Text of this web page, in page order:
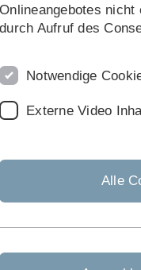
Addressing the
Onlineangebotes
durch Aufruf des
Notwendige
Externe Video
Alle